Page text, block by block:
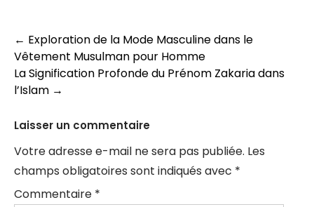
Navigation
des
articles
← Exploration de la Mode Masculine dans le
Vêtement Musulman pour Homme
La Signification Profonde du Prénom Zakaria dans
l’Islam →
Laisser un commentaire
Votre adresse e-mail ne sera pas publiée. Les
champs obligatoires sont indiqués avec *
Commentaire *